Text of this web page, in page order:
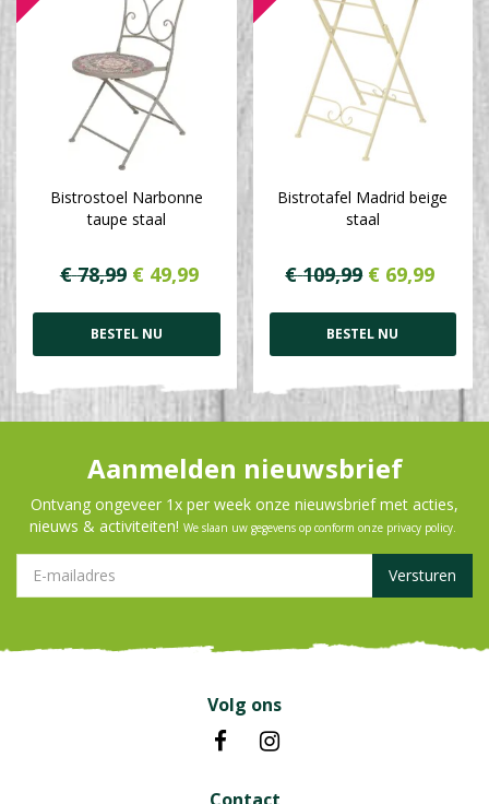
Bistrostoel Narbonne
taupe staal
€ 78,99 € 49,99
BESTEL NU
Bistrotafel Madrid beige
staal
€ 109,99 € 69,99
BESTEL NU
Aanmelden nieuwsbrief
Ontvang ongeveer 1x per week onze nieuwsbrief met acties,
nieuws & activiteiten! We slaan uw gegevens op conform onze privacy policy
Volg ons
Contact